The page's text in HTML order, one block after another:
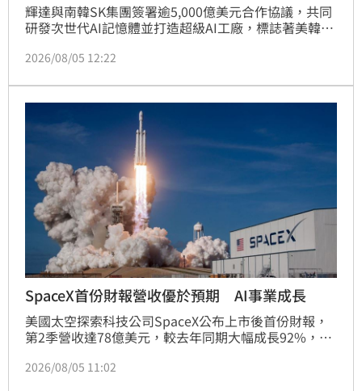
輝達與南韓SK集團簽署逾5,000億美元合作協議，共同
研發次世代AI記憶體並打造超級AI工廠，標誌著美韓AI
市場的龍頭地位，更展現南韓半導體產業從代工轉型為
股目前處於價值窪地，在NVIDIA長約護航及政府政策
推動下，長線評價重估潛力看好。投資人可透過追蹤南
韓前50大旗艦企業的KOSPI 50指數，如大華韓國
KOSPI 50（009829），參與全球AI算力週期的成長紅
利。惟須留意該指數權重集中於科技巨頭，易受全球景
氣波動與匯率影響，建議投資人審慎評估風險並進行多
元配置。
2026/08/05 12:22
SpaceX首份財報營收優於預期 AI事業成長
美國太空探索科技公司SpaceX公布上市後首份財報，
第2季營收達78億美元，較去年同期大幅成長92%，優
的強勁表現，營收顯著提升，但也因投入183.7億美元
2026/08/05 11:02